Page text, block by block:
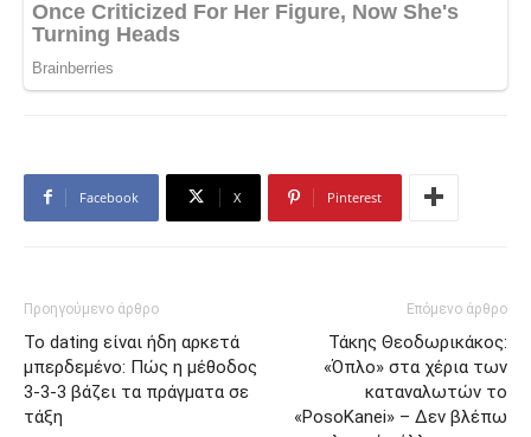
Facebook X Pinterest
Προηγούμενο άρθρο
Το dating είναι ήδη αρκετά
μπερδεμένο: Πώς η μέθοδος
3-3-3 βάζει τα πράγματα σε
τάξη
Επόμενο άρθρο
Τάκης Θεοδωρικάκος:
«Όπλο» στα χέρια των
καταναλωτών το
«PosoKanei» – Δεν βλέπω